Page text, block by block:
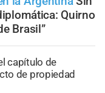
Quirno
Brasil”
capítulo de
de propiedad